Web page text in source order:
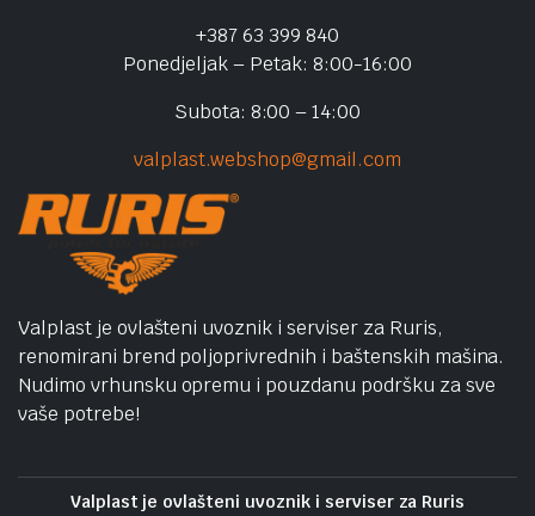
+387 63 399 840
Ponedjeljak – Petak: 8:00-16:00
Subota: 8:00 – 14:00
valplast.webshop@gmail.com
Valplast je ovlašteni uvoznik i serviser za Ruris,
renomirani brend poljoprivrednih i baštenskih mašina.
Nudimo vrhunsku opremu i pouzdanu podršku za sve
vaše potrebe!
Valplast je ovlašteni uvoznik i serviser za Ruris